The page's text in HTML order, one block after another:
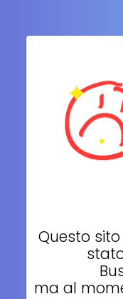
Questo
ma al